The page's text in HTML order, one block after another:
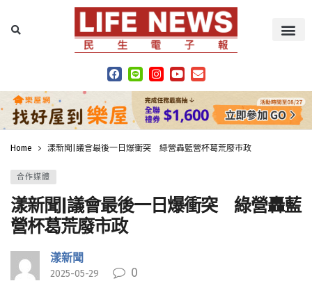
Home 漾新聞|議會最後一日爆衝突 綠營轟藍營杯葛荒廢市政
合作媒體
漾新聞|議會最後一日爆衝突 綠營轟藍
營杯葛荒廢市政
漾新聞
2025-05-29 0